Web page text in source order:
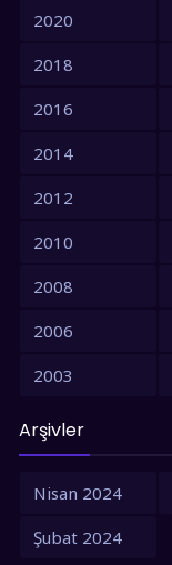
2020
2018
2016
2014
2012
2010
2008
2006
2003
2001
1993
Arşivler
Nisan 2024
Şubat 2024